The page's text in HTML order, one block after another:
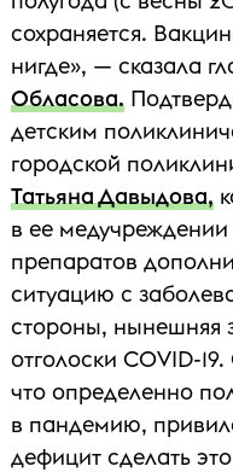
сохраняется.
нигде», — сказала
Обласова.
детским
городской
Татьяна Давыдова,
в ее
препаратов
ситуацию с
стороны, нынешняя
отголоски COVID-
что определенно
в пандемию,
дефицит сделать